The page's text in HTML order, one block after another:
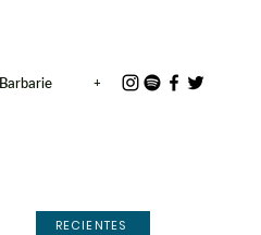
Barbarie +
RECIENTES